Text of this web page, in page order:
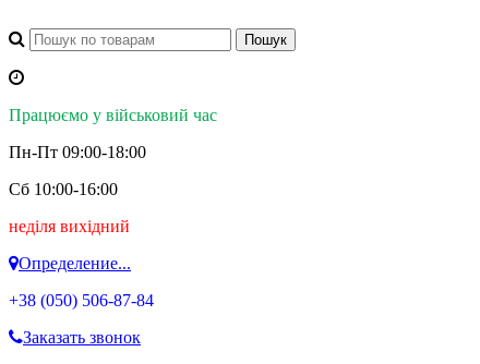
Працюємо у військовий час
Пн-Пт 09:00-18:00
Сб 10:00-16:00
неділя вихідний
Определение...
+38 (050) 506-87-84
Заказать звонок